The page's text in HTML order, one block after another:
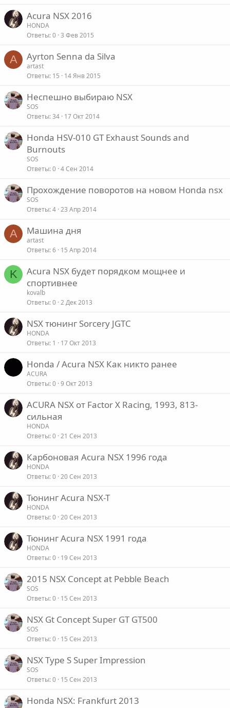
Acura NSX 2016
HONDA
Ответы 0 3 Фев 2015
A Ayrton Senna da Silva
artast
Ответы 15 14 Янв 2015
Неспешно выбираю NSX
SOS
Ответы 34 17 Окт 2014
Honda HSV-010 GT Exhaust Sounds and
Burnouts
SOS
Ответы 0 4 Сен 2014
Прохождение поворотов на новом Honda nsx
SOS
Ответы 4 23 Апр 2014
A Машина дня
artast
Ответы 6 15 Апр 2014
K
Acura NSX будет порядком мощнее и
спортивнее
kovalb
Ответы 0 2 Дек 2013
NSX тюнинг Sorcery JGTC
HONDA
Ответы 1 17 Окт 2013
Honda / Acura NSX Как никто ранее
ACURA
Ответы 0 9 Окт 2013
ACURA NSX от Factor X Racing, 1993, 813-
сильная
HONDA
Ответы 0 21 Сен 2013
Карбоновая Acura NSX 1996 года
HONDA
Ответы 0 20 Сен 2013
Тюнинг Acura NSX-T
HONDA
Ответы 0 20 Сен 2013
Тюнинг Acura NSX 1991 года
HONDA
Ответы 0 19 Сен 2013
2015 NSX Concept at Pebble Beach
SOS
Ответы 0 15 Сен 2013
NSX Gt Concept Super GT GT500
SOS
Ответы 0 15 Сен 2013
NSX Type S Super Impression
SOS
Ответы 0 15 Сен 2013
Honda NSX: Frankfurt 2013